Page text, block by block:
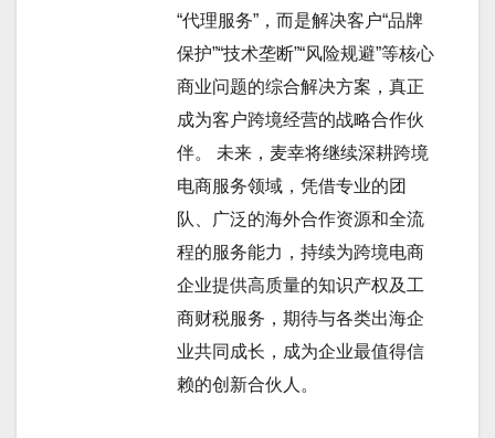
“代理服务”，而是解决客户“品牌
保护”“技术垄断”“风险规避”等核心
商业问题的综合解决方案，真正
成为客户跨境经营的战略合作伙
伴。 未来，麦幸将继续深耕跨境
电商服务领域，凭借专业的团
队、广泛的海外合作资源和全流
程的服务能力，持续为跨境电商
企业提供高质量的知识产权及工
商财税服务，期待与各类出海企
业共同成长，成为企业最值得信
赖的创新合伙人。